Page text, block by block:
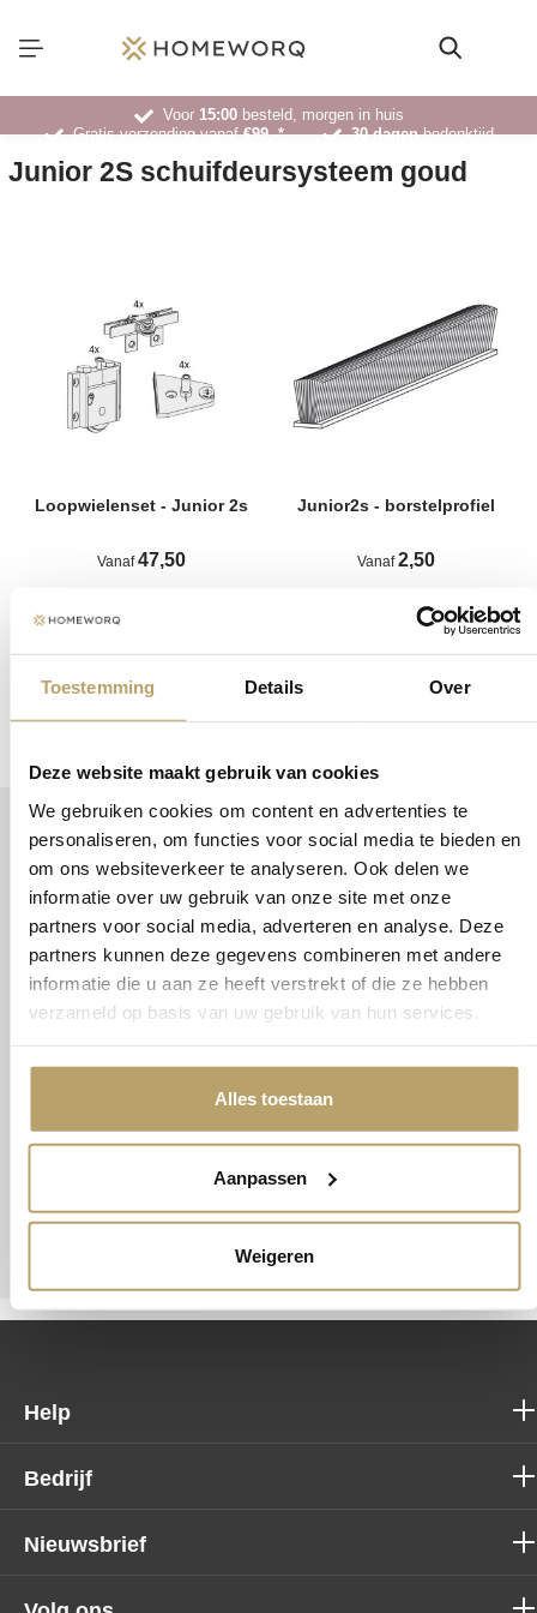
Toestemming Details Over
Deze website maakt gebruik van cookies
We gebruiken cookies om content en advertenties te
personaliseren, om functies voor social media te bieden en
om ons websiteverkeer te analyseren. Ook delen we
informatie over uw gebruik van onze site met onze
partners voor social media, adverteren en analyse. Deze
partners kunnen deze gegevens combineren met andere
informatie die u aan ze heeft verstrekt of die ze hebben
verzameld op basis van uw gebruik van hun services.
Alles toestaan
Aanpassen
Weigeren
Voor 15:00besteld, morgen in huis
Gratis verzending vanaf€99,-* 30 dagenbedenktijd
Junior 2S schuifdeursysteem goud
Loopwielenset - Junior 2s
Vanaf47,50
Bekijk varianten
Junior2s - borstelprofiel
Vanaf2,50
Bekijk varianten
Wat zeggen onze klanten?
Nieuwsbrief
Help
Bedrijf